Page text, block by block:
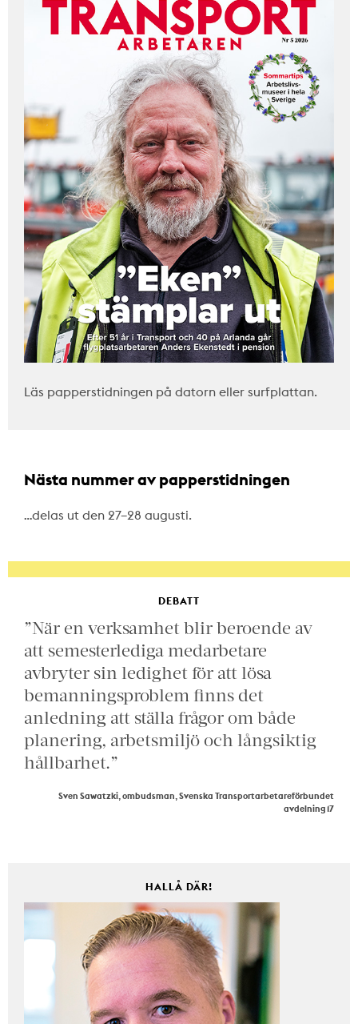
Läs papperstidningen på datorn eller surfplattan.
Nästa nummer av papperstidningen
…delas ut den 27–28 augusti.
DEBATT
”När en verksamhet blir beroende av
att semesterlediga medarbetare
avbryter sin ledighet för att lösa
bemanningsproblem finns det
anledning att ställa frågor om både
planering, arbetsmiljö och långsiktig
hållbarhet.”
Sven Sawatzki, ombudsman, Svenska Transportarbetareförbundet
avdelning 17
HALLÅ DÄR!